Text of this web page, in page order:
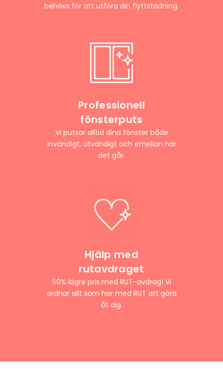
behövs för att utföra din flyttstädning.
Professionell
fönsterputs
Vi putsar alltid dina fönster både
invändigt, utvändigt och emellan när
det går.
Hjälp med
rutavdraget
50% lägre pris med RUT-avdrag! Vi
ordnar allt som har med RUT att göra
åt dig.